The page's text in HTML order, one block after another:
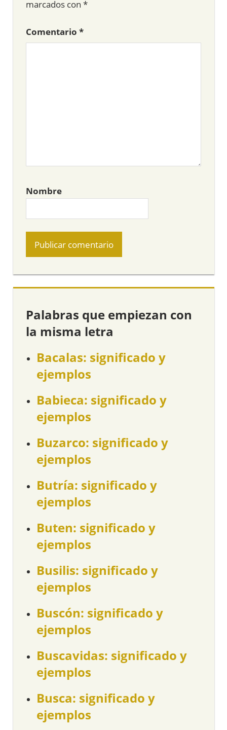
marcados con *
Comentario *
Nombre
Palabras que empiezan con
la misma letra
Bacalas: significado y
ejemplos
Babieca: significado y
ejemplos
Buzarco: significado y
ejemplos
Butría: significado y
ejemplos
Buten: significado y
ejemplos
Busilis: significado y
ejemplos
Buscón: significado y
ejemplos
Buscavidas: significado y
ejemplos
Busca: significado y
ejemplos